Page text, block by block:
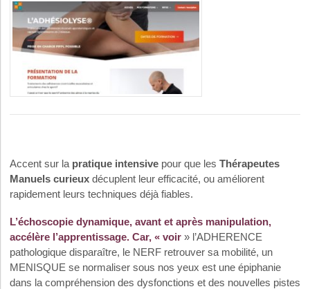
Accent sur la pratique intensive pour que les Thérapeutes
Manuels curieux décuplent leur efficacité, ou améliorent
rapidement leurs techniques déjà fiables.
L’échoscopie dynamique, avant et après manipulation,
accélère l’apprentissage. Car, « voir » l’ADHERENCE
pathologique disparaître, le NERF retrouver sa mobilité, un
MENISQUE se normaliser sous nos yeux est une épiphanie
dans la compréhension des dysfonctions et des nouvelles pistes